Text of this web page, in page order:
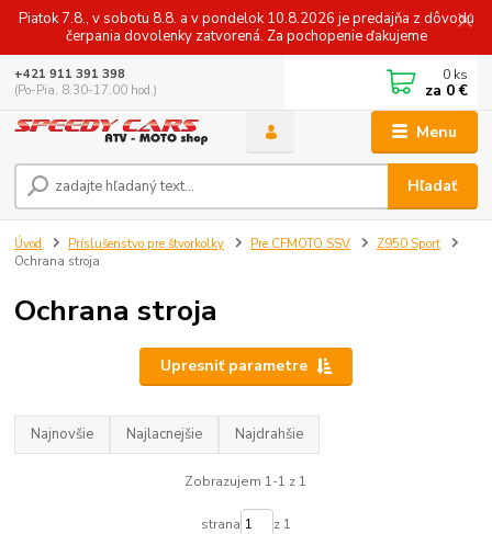
Piatok 7.8., v sobotu 8.8. a v pondelok 10.8.2026 je predajňa z dôvodu
čerpania dovolenky zatvorená. Za pochopenie ďakujeme
Menu
Hľadať
+421 911 391 398
(Po-Pia, 8.30-17.00 hod.)
0 ks
za 0 €
Úvod Príslušenstvo pre štvorkolky Pre CFMOTO SSV
Z950 Sport
Ochrana stroja
Ochrana stroja
Upresniť parametre
Najnovšie Najlacnejšie Najdrahšie
Zobrazujem 1-1 z 1
strana z 1